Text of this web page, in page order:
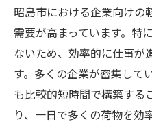
てフリーランスに
リスク無しで始
力
フリーランスと
企業配の需要に
昭島市における企業向けの
需要が高まっています。特
ないため、効率的に仕事が
す。多くの企業が密集して
も比較的短時間で構築する
り、一日で多くの荷物を効